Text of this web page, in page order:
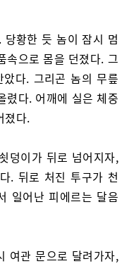
당황한 듯 놈이 잠시 멈
속으로 몸을 던졌다. 그
다. 그리곤 놈의 무릎
렸다. 어깨에 실은 체중
졌다.
덩이가 뒤로 넘어지자,
. 뒤로 처진 투구가 천
일어난 피에르는 달음
여관 문으로 달려가자,